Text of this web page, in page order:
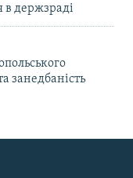
в держзраді
занедбаність